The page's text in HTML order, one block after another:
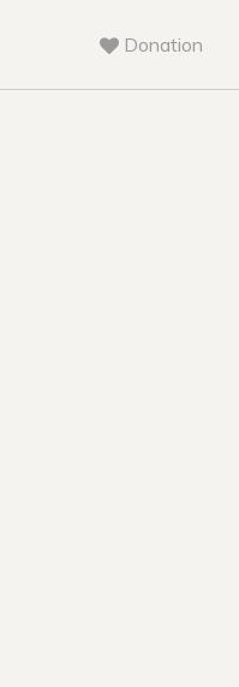
Donation